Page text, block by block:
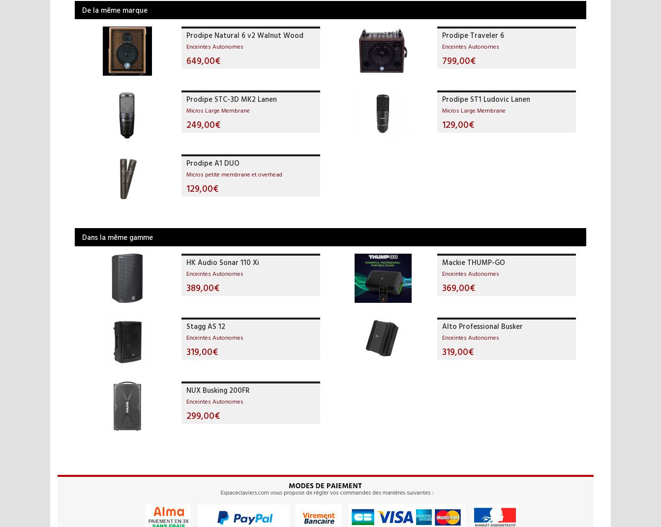
De la même marque
Prodipe Natural 6 v2 Walnut Wood
Enceintes Autonomes
649,00€
Prodipe Traveler 6
Enceintes Autonomes
799,00€
Prodipe STC-3D MK2 Lanen
Micros Large Membrane
249,00€
Prodipe ST1 Ludovic Lanen
Micros Large Membrane
129,00€
Prodipe A1 DUO
Micros petite membrane et overhead
129,00€
Dans la même gamme
HK Audio Sonar 110 Xi
Enceintes Autonomes
389,00€
Mackie THUMP-GO
Enceintes Autonomes
369,00€
Stagg AS 12
Enceintes Autonomes
319,00€
Alto Professional Busker
Enceintes Autonomes
319,00€
NUX Busking 200FR
Enceintes Autonomes
299,00€